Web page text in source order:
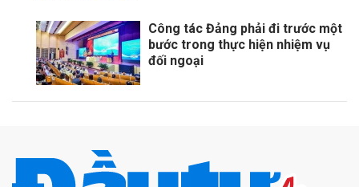
Công tác Đảng phải đi trước một
bước trong thực hiện nhiệm vụ
đối ngoại